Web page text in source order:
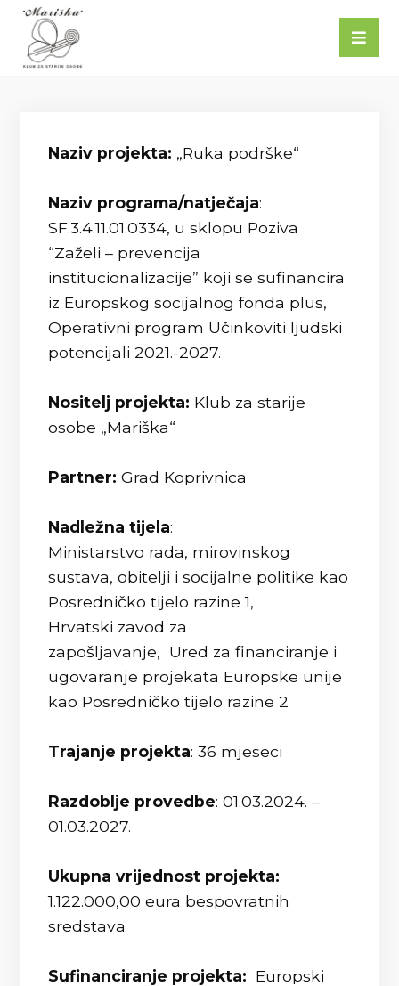
Naziv projekta: „Ruka podrške“
Naziv programa/natječaja:
SF.3.4.11.01.0334, u sklopu Poziva
“Zaželi – prevencija
institucionalizacije” koji se sufinancira
iz Europskog socijalnog fonda plus,
Operativni program Učinkoviti ljudski
potencijali 2021.-2027.
Nositelj projekta: Klub za starije
osobe „Mariška“
Partner: Grad Koprivnica
Nadležna tijela:
Ministarstvo rada, mirovinskog
sustava, obitelji i socijalne politike kao
Posredničko tijelo razine 1,
Hrvatski zavod za
zapošljavanje, Ured za financiranje i
ugovaranje projekata Europske unije
kao Posredničko tijelo razine 2
Trajanje projekta: 36 mjeseci
Razdoblje provedbe: 01.03.2024. –
01.03.2027.
Ukupna vrijednost projekta:
1.122.000,00 eura bespovratnih
sredstava
Sufinanciranje projekta: Europski